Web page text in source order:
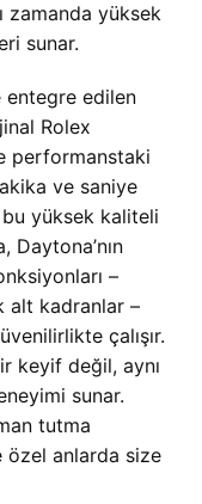
zamanda yüksek
sunar.
entegre edilen
Rolex
performanstaki
ve saniye
yüksek kaliteli
Daytona’nın
–
alt kadranlar –
çalışır.
keyif değil, aynı
sunar.
tutma
özel anlarda size